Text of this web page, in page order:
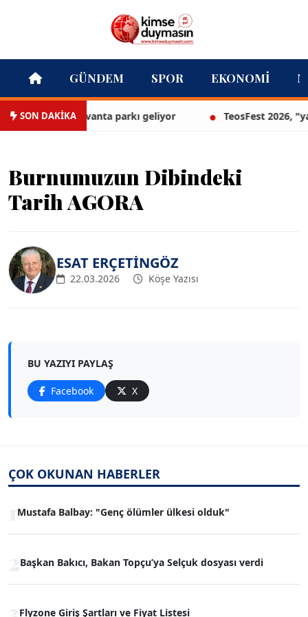
GÜNDEM SPOR EKONOMI
SON DAKİKA
İzmir’in ilk lavanta parkı geliyor TeosFest 2026,
Burnumuzun Dibindeki
Tarih AGORA
ESAT ERÇETİNGÖZ
22.03.2026 Köşe Yazısı
BU YAZIYI PAYLAŞ
Facebook X
ÇOK OKUNAN HABERLER
Mustafa Balbay: "Genç ölümler ülkesi olduk"
Başkan Bakıcı, Bakan Topçu’ya Selçuk dosyası verdi
Flyzone Giriş Şartları ve Fiyat Listesi